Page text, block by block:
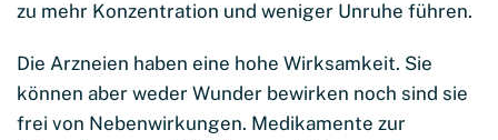
zu mehr Konzentration und weniger Unruhe führen.
Die Arzneien haben eine hohe Wirksamkeit. Sie
können aber weder Wunder bewirken noch sind sie
frei von Nebenwirkungen. Medikamente zur